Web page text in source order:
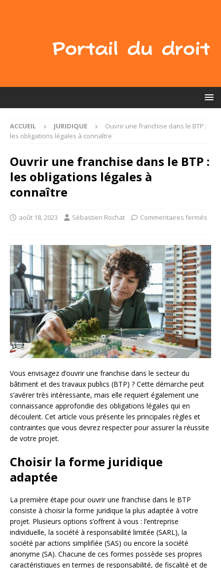
ACCUEIL JURIDIQUE
Ouvrir une franchise dans le BTP :
les obligations légales à connaître
Ouvrir une franchise dans le BTP :
les obligations légales à
connaître
août 18, 2023 Sébastien Rochat Commentaires fermés
Vous envisagez d’ouvrir une franchise dans le secteur du
bâtiment et des travaux publics (BTP) ? Cette démarche peut
s’avérer très intéressante, mais elle requiert également une
connaissance approfondie des obligations légales qui en
découlent. Cet article vous présente les principales règles et
contraintes que vous devrez respecter pour assurer la réussite
de votre projet.
Choisir la forme juridique
adaptée
La première étape pour ouvrir une franchise dans le BTP
consiste à choisir la forme juridique la plus adaptée à votre
projet. Plusieurs options s’offrent à vous : l’entreprise
individuelle, la société à responsabilité limitée (SARL), la
société par actions simplifiée (SAS) ou encore la société
anonyme (SA). Chacune de ces formes possède ses propres
caractéristiques en termes de responsabilité, de fiscalité et de